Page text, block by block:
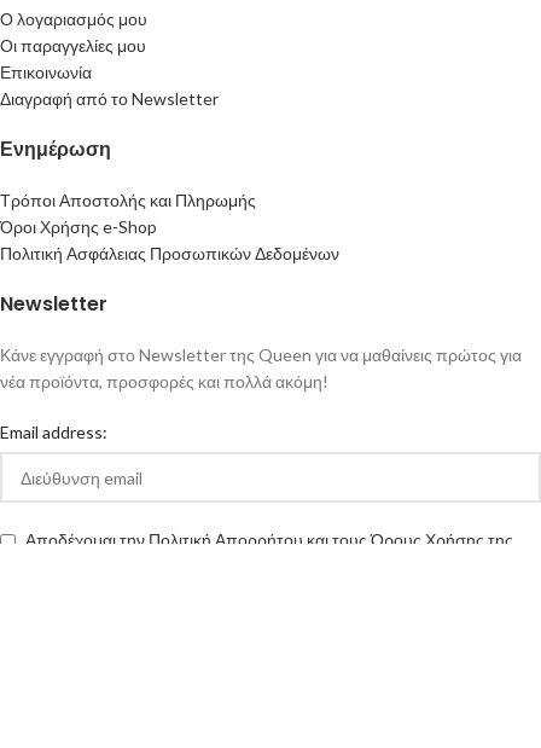
Ο λογαριασμός μου
Οι παραγγελίες μου
Επικοινωνία
Διαγραφή από το Newsletter
Ενημέρωση
Τρόποι Αποστολής και Πληρωμής
Όροι Χρήσης e-Shop
Πολιτική Ασφάλειας Προσωπικών Δεδομένων
Newsletter
Κάνε εγγραφή στο Newsletter της Queen για να μαθαίνεις πρώτος για
νέα προϊόντα, προσφορές και πολλά ακόμη!
Email address:
Αποδέχομαι την Πολιτική Απορρήτου και τους Όρους Χρήσης της